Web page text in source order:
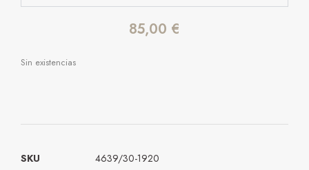
85,00 €
Sin existencias
SKU
4639/30-1920